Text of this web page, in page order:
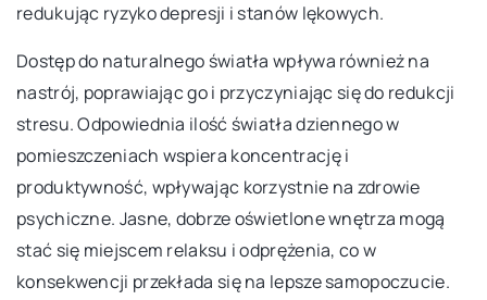
redukując ryzyko depresji i stanów lękowych.
Dostęp do naturalnego światła wpływa również na
nastrój, poprawiając go i przyczyniając się do redukcji
stresu. Odpowiednia ilość światła dziennego w
pomieszczeniach wspiera koncentrację i
produktywność, wpływając korzystnie na zdrowie
psychiczne. Jasne, dobrze oświetlone wnętrza mogą
stać się miejscem relaksu i odprężenia, co w
konsekwencji przekłada się na lepsze samopoczucie.